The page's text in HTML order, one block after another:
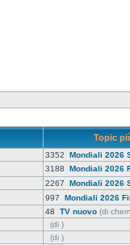
Topic
3352 Mondiali 2026
3188 Mondiali 2026
2267 Mondiali 2026
997 Mondiali 2026
48 TV nuovo (di
(di )
(di )